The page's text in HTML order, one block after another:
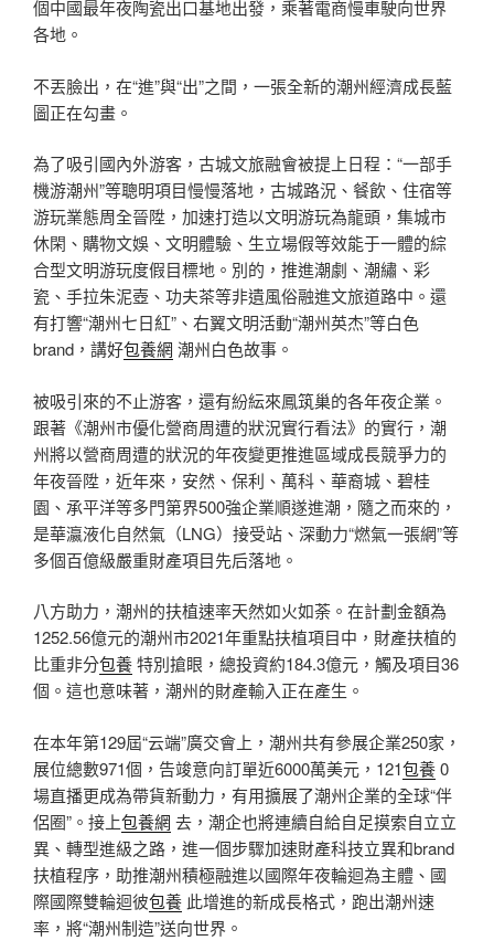
個中國最年夜陶瓷出口基地出發，乘著電商慢車駛向世界
各地。
不丟臉出，在“進”與“出”之間，一張全新的潮州經濟成長藍
圖正在勾畫。
為了吸引國內外游客，古城文旅融會被提上日程：“一部手
機游潮州”等聰明項目慢慢落地，古城路況、餐飲、住宿等
游玩業態周全晉陞，加速打造以文明游玩為龍頭，集城市
休閑、購物文娛、文明體驗、生立場假等效能于一體的綜
合型文明游玩度假目標地。別的，推進潮劇、潮繡、彩
瓷、手拉朱泥壺、功夫茶等非遺風俗融進文旅道路中。還
有打響“潮州七日紅”、右翼文明活動“潮州英杰”等白色
brand，講好包養網 潮州白色故事。
被吸引來的不止游客，還有紛紜來鳳筑巢的各年夜企業。
跟著《潮州市優化營商周遭的狀況實行看法》的實行，潮
州將以營商周遭的狀況的年夜變更推進區域成長競爭力的
年夜晉陞，近年來，安然、保利、萬科、華裔城、碧桂
園、承平洋等多門第界500強企業順遂進潮，隨之而來的，
是華瀛液化自然氣（LNG）接受站、深動力“燃氣一張網”等
多個百億級嚴重財產項目先后落地。
八方助力，潮州的扶植速率天然如火如荼。在計劃金額為
1252.56億元的潮州市2021年重點扶植項目中，財產扶植的
比重非分包養特別搶眼，總投資約184.3億元，觸及項目36
個。這也意味著，潮州的財產輸入正在產生。
在本年第129屆“云端”廣交會上，潮州共有參展企業250家，
展位總數971個，告竣意向訂單近6000萬美元，121包養0
場直播更成為帶貨新動力，有用擴展了潮州企業的全球“伴
侶圈”。接上包養網 去，潮企也將連續自給自足摸索自立立
異、轉型進級之路，進一個步驟加速財產科技立異和brand
扶植程序，助推潮州積極融進以國際年夜輪迴為主體、國
際國際雙輪迴彼包養 此增進的新成長格式，跑出潮州速
率，將“潮州制造”送向世界。